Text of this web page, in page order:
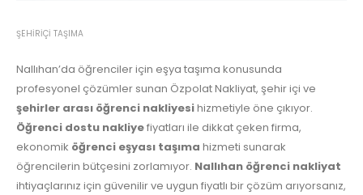
ŞEHIRIÇI TAŞIMA
Nallıhan’da öğrenciler için eşya taşıma konusunda
profesyonel çözümler sunan Özpolat Nakliyat, şehir içi ve
şehirler arası öğrenci nakliyesihizmetiyle öne çıkıyor.
Öğrenci dostu nakliyefiyatları ile dikkat çeken firma,
ekonomik öğrenci eşyası taşıma hizmeti sunarak
öğrencilerin bütçesini zorlamıyor. Nallıhan öğrenci nakliyat
ihtiyaçlarınız için güvenilir ve uygun fiyatlı bir çözüm arıyorsanız,